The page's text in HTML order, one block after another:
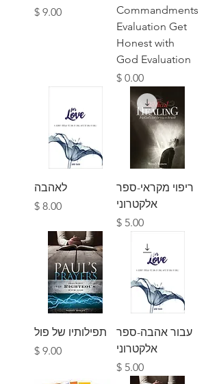
Commandments
Evaluation Get
Honest with
God Evaluation
מחיר
מחיר
ריפוי מקראי-ספר
אלקטרוני
מחיר
לאהבה
מחיר
עבור אהבה-ספר
אלקטרוני
מחיר
תפילותיו של פול
מחיר